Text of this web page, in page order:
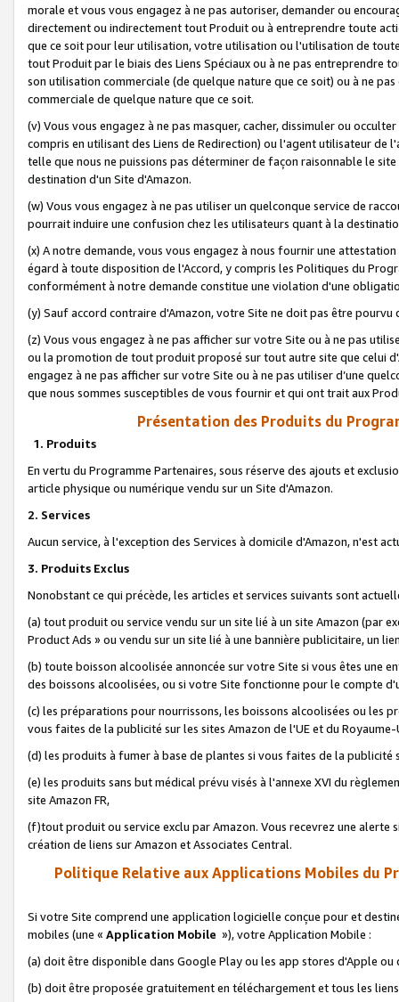
morale et vous vous engagez à ne pas autoriser, demander ou
directement ou indirectement tout Produit ou à entreprendre toute
que ce soit pour leur utilisation, votre utilisation ou l'utilisation de
tout Produit par le biais des Liens Spéciaux ou à ne pas entreprendre
son utilisation commerciale (de quelque nature que ce soit) ou à ne
commerciale de quelque nature que ce soit.
(v) Vous vous engagez à ne pas masquer, cacher, dissimuler ou
compris en utilisant des Liens de Redirection) ou l'agent utilisateur
telle que nous ne puissions pas déterminer de façon raisonnable le
destination d'un Site d'Amazon.
(w) Vous vous engagez à ne pas utiliser un quelconque service de
pourrait induire une confusion chez les utilisateurs quant à la
(x) A notre demande, vous vous engagez à nous fournir une
égard à toute disposition de l'Accord, y compris les Politiques du
conformément à notre demande constitue une violation d'une
(y) Sauf accord contraire d'Amazon, votre Site ne doit pas être
(z) Vous vous engagez à ne pas afficher sur votre Site ou à ne pas
ou la promotion de tout produit proposé sur tout autre site que celui
engagez à ne pas afficher sur votre Site ou à ne pas utiliser d’une
que nous sommes susceptibles de vous fournir et qui ont trait aux
Présentation des Produits du
1. Produits
En vertu du Programme Partenaires, sous réserve des ajouts et
article physique ou numérique vendu sur un Site d'Amazon.
2. Services
Aucun service, à l'exception des Services à domicile d'Amazon, n'est
3. Produits Exclus
Nonobstant ce qui précède, les articles et services suivants sont
(a) tout produit ou service vendu sur un site lié à un site Amazon (par
Product Ads » ou vendu sur un site lié à une bannière publicitaire, un
(b) toute boisson alcoolisée annoncée sur votre Site si vous êtes une
des boissons alcoolisées, ou si votre Site fonctionne pour le compte
(c) les préparations pour nourrissons, les boissons alcoolisées ou les
vous faites de la publicité sur les sites Amazon de l'UE et du Royaume-
(d) les produits à fumer à base de plantes si vous faites de la publicité
(e) les produits sans but médical prévu visés à l'annexe XVI du
site Amazon FR,
(f)tout produit ou service exclu par Amazon. Vous recevrez une alerte
création de liens sur Amazon et Associates Central.
Politique Relative aux Applications Mobiles du
Si votre Site comprend une application logicielle conçue pour et
mobiles (une « Application Mobile »), votre Application Mobile :
(a) doit être disponible dans Google Play ou les app stores d'Apple ou
(b) doit être proposée gratuitement en téléchargement et tous les